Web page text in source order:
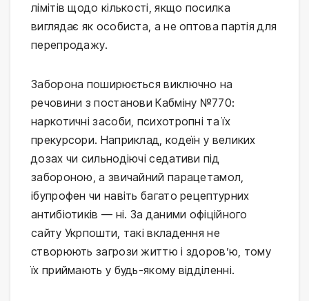
лімітів щодо кількості, якщо посилка
виглядає як особиста, а не оптова партія для
перепродажу.
Заборона поширюється виключно на
речовини з постанови Кабміну №770:
наркотичні засоби, психотропні та їх
прекурсори. Наприклад, кодеїн у великих
дозах чи сильнодіючі седативи під
забороною, а звичайний парацетамол,
ібупрофен чи навіть багато рецептурних
антибіотиків — ні. За даними офіційного
сайту Укрпошти, такі вкладення не
створюють загрози життю і здоров’ю, тому
їх приймають у будь-якому відділенні.